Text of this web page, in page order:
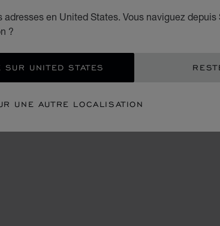
adresses en United States. Vous naviguez
?
UNITED STATES
UNE AUTRE LOCALISATION